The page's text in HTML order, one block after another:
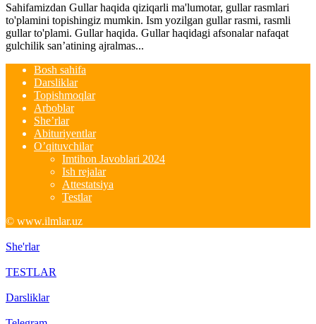
Sahifamizdan Gullar haqida qiziqarli ma'lumotar, gullar rasmlari
to'plamini topishingiz mumkin. Ism yozilgan gullar rasmi, rasmli
gullar to'plami. Gullar haqida. Gullar haqidagi afsonalar nafaqat
gulchilik san’atining ajralmas...
Bosh sahifa
Darsliklar
Topishmoqlar
Arboblar
She’rlar
Abituriyentlar
O’qituvchilar
Imtihon Javoblari 2024
Ish rejalar
Attestatsiya
Testlar
© www.ilmlar.uz
She'rlar
TESTLAR
Darsliklar